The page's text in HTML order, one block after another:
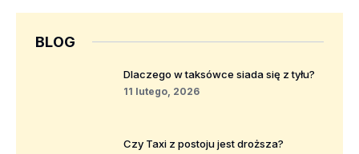
BLOG
Dlaczego w taksówce siada się z tyłu?
11 lutego, 2026
Czy Taxi z postoju jest droższa?